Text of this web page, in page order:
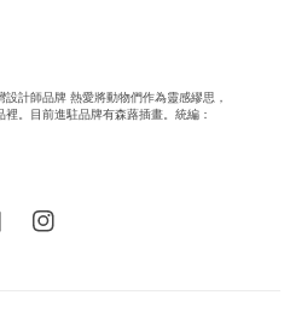
計師品牌 熱愛將動物們作為靈感繆思，
。目前進駐品牌有森蕗插畫。統編：